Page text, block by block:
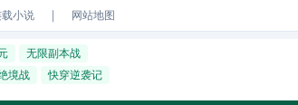
小说 ｜ 网站地图
无限副本战
境战 快穿逆袭记